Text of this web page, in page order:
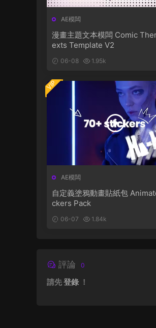
AE模闆
漫畫主題文本模闆 Comic
exts Template V2
06-08 1.95k
AE模闆
自定義塗鴉動畫貼紙包
ckers Pack
06-07 1.84k
VIP
評論 0
請先登錄 ！